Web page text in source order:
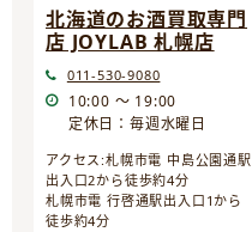
北海道のお酒買取専門
店 JOYLAB 札幌店
011-530-9080
10:00 ～ 19:00
定休日：毎週水曜日
アクセス:札幌市電 中島公園通駅
出入口2から徒歩約4分
札幌市電 行啓通駅出入口1から
徒歩約4分